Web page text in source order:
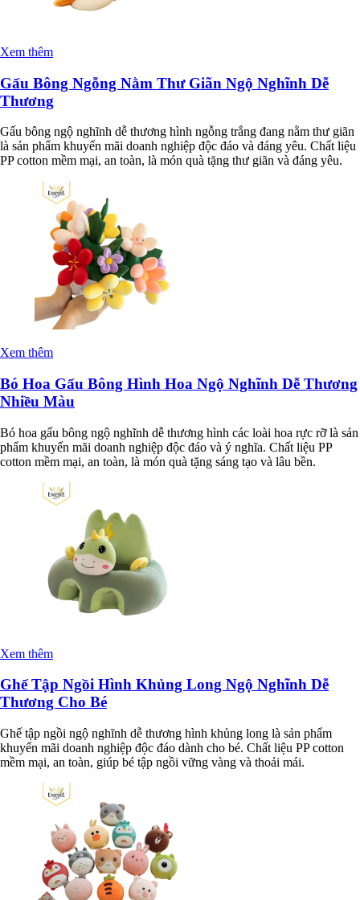
Xem thêm
Gấu Bông Ngỗng Nằm Thư Giãn Ngộ Nghĩnh Dễ
Thương
Gấu bông ngộ nghĩnh dễ thương hình ngỗng trắng đang nằm thư giãn
là sản phẩm khuyến mãi doanh nghiệp độc đáo và đáng yêu. Chất liệu
PP cotton mềm mại, an toàn, là món quà tặng thư giãn và đáng yêu.
Xem thêm
Bó Hoa Gấu Bông Hình Hoa Ngộ Nghĩnh Dễ Thương
Nhiều Màu
Bó hoa gấu bông ngộ nghĩnh dễ thương hình các loài hoa rực rỡ là sản
phẩm khuyến mãi doanh nghiệp độc đáo và ý nghĩa. Chất liệu PP
cotton mềm mại, an toàn, là món quà tặng sáng tạo và lâu bền.
Xem thêm
Ghế Tập Ngồi Hình Khủng Long Ngộ Nghĩnh Dễ
Thương Cho Bé
Ghế tập ngồi ngộ nghĩnh dễ thương hình khủng long là sản phẩm
khuyến mãi doanh nghiệp độc đáo dành cho bé. Chất liệu PP cotton
mềm mại, an toàn, giúp bé tập ngồi vững vàng và thoải mái.